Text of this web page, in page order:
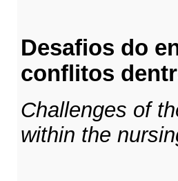
Desafios do
conflitos
Challenges of
within the